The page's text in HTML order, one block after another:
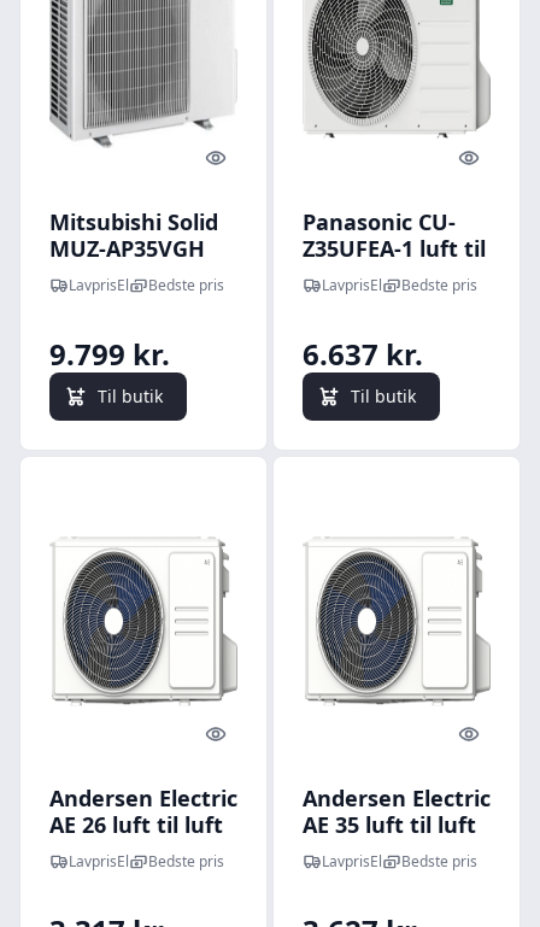
Quick look
Mitsubishi Solid
MUZ-AP35VGH
luft til luft
varmepumpe,
LavprisEl Bedste pris
9.799 kr.
Til butik
Quick
Panasonic CU-
Z35UFEA-1 luft til
luft
varmepumpe,
LavprisEl Bedste pris
6.637 kr.
Til butik
Quick look
Andersen Electric
AE 26 luft til luft
varmepumpe,
udedel, 3,37 kW
LavprisEl Bedste pris
Quick
Andersen Electric
AE 35 luft til luft
varmepumpe,
udedel, 4,38 kW
LavprisEl Bedste pris